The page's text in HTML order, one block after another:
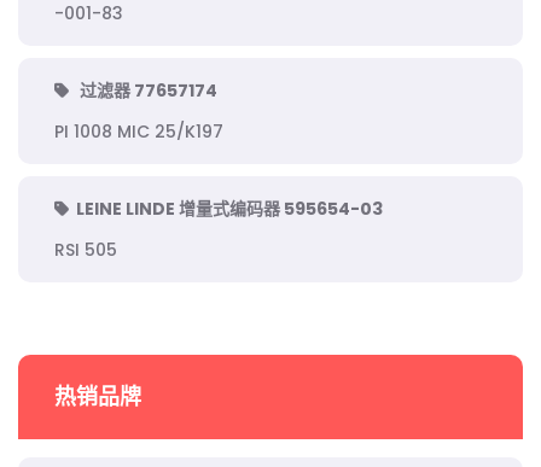
-001-83
过滤器 77657174
PI 1008 MIC 25/K197
LEINE LINDE 增量式编码器 595654-03
RSI 505
热销品牌